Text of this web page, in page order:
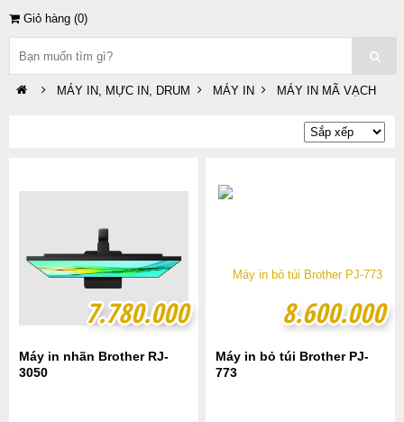
Giỏ hàng (0)
MÁY IN, MỰC IN, DRUM MÁY IN MÁY IN MÃ VẠCH
7.780.000
7.780.000
Máy in nhãn Brother RJ-
3050
8.600.000
8.600.000
Máy in bỏ túi Brother PJ-
773